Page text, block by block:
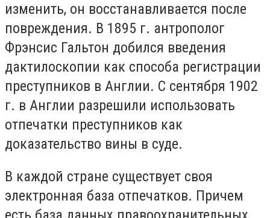
изменить, он восстанавливается после
повреждения. В 1895 г. антрополог
Фрэнсис Гальтон добился введения
дактилоскопии как способа регистрации
преступников в Англии. С сентября 1902
г. в Англии разрешили использовать
отпечатки преступников как
доказательство вины в суде.
В каждой стране существует своя
электронная база отпечатков. Причем